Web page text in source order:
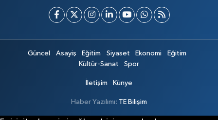
Güncel Asayiş Eğitim Siyaset Ekonomi
Eğitim
Kültür-Sanat
Spor
İletişim Künye
Haber Yazılımı: TE Bilişim